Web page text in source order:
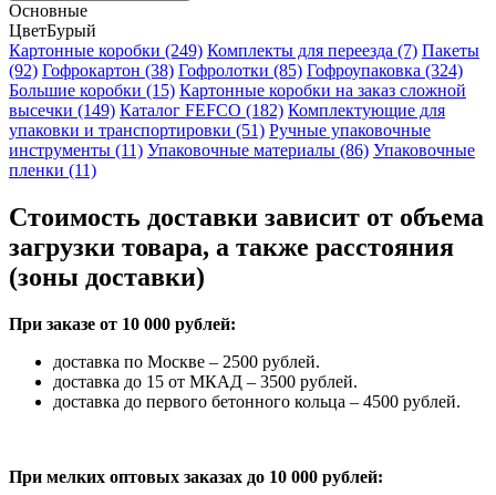
Основные
ЦветБурый
Картонные коробки (249) Комплекты для переезда (7) Пакеты
(92) Гофрокартон (38) Гофролотки (85) Гофроупаковка (324)
Большие коробки (15) Картонные коробки на заказ сложной
высечки (149) Каталог FEFCO (182) Комплектующие для
упаковки и транспортировки (51) Ручные упаковочные
инструменты (11) Упаковочные материалы (86) Упаковочные
пленки (11)
Стоимость доставки зависит от объема
загрузки товара, а также расстояния
(зоны доставки)
При заказе от 10 000 рублей:
доставка по Москве – 2500 рублей.
доставка до 15 от МКАД – 3500 рублей.
доставка до первого бетонного кольца – 4500 рублей.
При мелких оптовых заказах до 10 000 рублей: